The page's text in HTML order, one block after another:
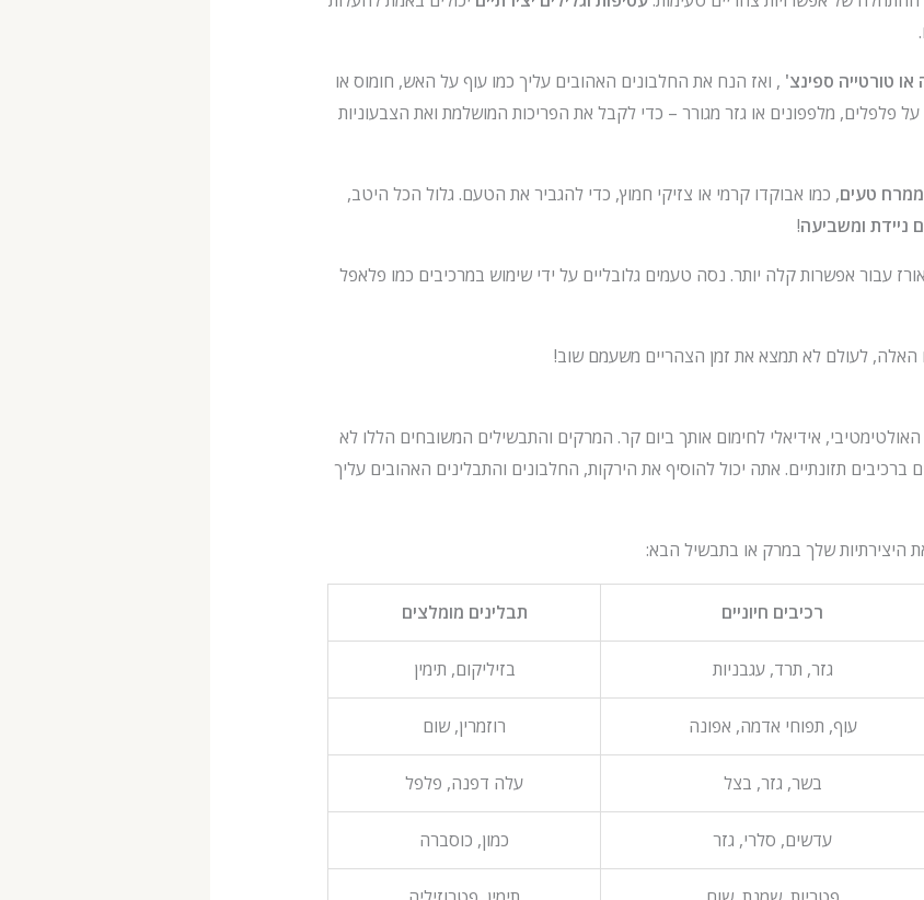
טורטייה ספינצ' , ואז הנח את החלבונים האהובים עליך כמו עוף על האש, חומוס או
פלפלים, מלפפונים או גזר מגורר – כדי לקבל את הפריכות המושלמת ואת הצבעוניות
ממרח טעים, כמו אבוקדו קרמי או צזיקי חמוץ, כדי להגביר את הטעם. גלול הכל היטב,
ניידת ומשביעה!
עבור אפשרות קלה יותר. נסה טעמים גלובליים על ידי שימוש במרכיבים כמו פלאפל
האלה, לעולם לא תמצא את זמן הצהריים משעמם שוב!
אידיאלי לחימום אותך ביום קר. המרקים והתבשילים המשובחים הללו לא
תזונתיים. אתה יכול להוסיף את הירקות, החלבונים והתבלינים האהובים עליך
היצירתיות שלך במרק או בתבשיל הבא:
רכיבים חיוניים תבלינים מומלצים
גזר, תרד, עגבניות בזיליקום, תימין
עוף, תפוחי אדמה, אפונה רוזמרין, שום
בשר, גזר, בצל עלה דפנה, פלפל
עדשים, סלרי, גזר כמון, כוסברה